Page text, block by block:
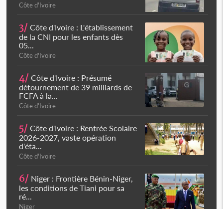
Côte d'Ivoire
3/ Côte d'Ivoire : L'établissement
de la CNI pour les enfants dès
05...
Côte d'Ivoire
4/ Côte d'Ivoire : Présumé
détournement de 39 milliards de
FCFA à la...
Côte d'Ivoire
5/ Côte d'Ivoire : Rentrée Scolaire
2026-2027, vaste opération
d'éta...
Côte d'Ivoire
6/ Niger : Frontière Bénin-Niger,
les conditions de Tiani pour sa
ré...
Niger